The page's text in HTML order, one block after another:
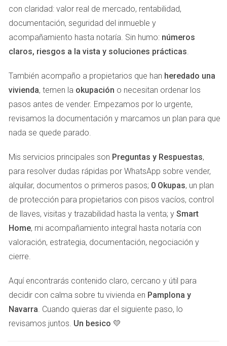
DIFERENCIAS EN LA VENTA:
PAMPLONA VS. COMARCA
Pamplona que en un pueblo cercano. En general, los
precios en el centro son más altos debido a la
concentración de servicios y empleo. Por ejemplo:
Pisos en el casco antiguo pueden superar los 3,000
€/m².
2,500 €/m².
En localidades como Huarte o Villava, puedes
encontrar viviendas desde 1,500 €/m².
PERCEPCIÓN DE LA ZONA Y
ESTILO DE VIDA
No basta con comparar metros cuadrados; también
en una calle tranquila con parque cercano puede ser más
valioso que otro en una zona ruidosa. A continuación se
presentan ejemplos:
con claridad: valor real de mercado, rentabilidad,
documentación, seguridad del inmueble y
acompañamiento hasta notaría. Sin humo: números
claros, riesgos a la vista y soluciones prácticas.
También acompaño a propietarios que han heredado una
vivienda, temen la okupación o necesitan ordenar los
pasos antes de vender. Empezamos por lo urgente,
revisamos la documentación y marcamos un plan para que
nada se quede parado.
Mis servicios principales son Preguntas y Respuestas,
para resolver dudas rápidas por WhatsApp sobre vender,
alquilar, documentos o primeros pasos; 0 Okupas, un plan
de protección para propietarios con pisos vacíos, control
de llaves, visitas y trazabilidad hasta la venta; y Smart
Home, mi acompañamiento integral hasta notaría con
valoración, estrategia, documentación, negociación y
cierre.
Aquí encontrarás contenido claro, cercano y útil para
decidir con calma sobre tu vivienda en Pamplona y
Navarra. Cuando quieras dar el siguiente paso, lo
revisamos juntos. Un besico 💛